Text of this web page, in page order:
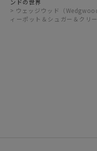
ンドの世界
ウェッジウッド（
ィーポット＆シュガー＆クリ